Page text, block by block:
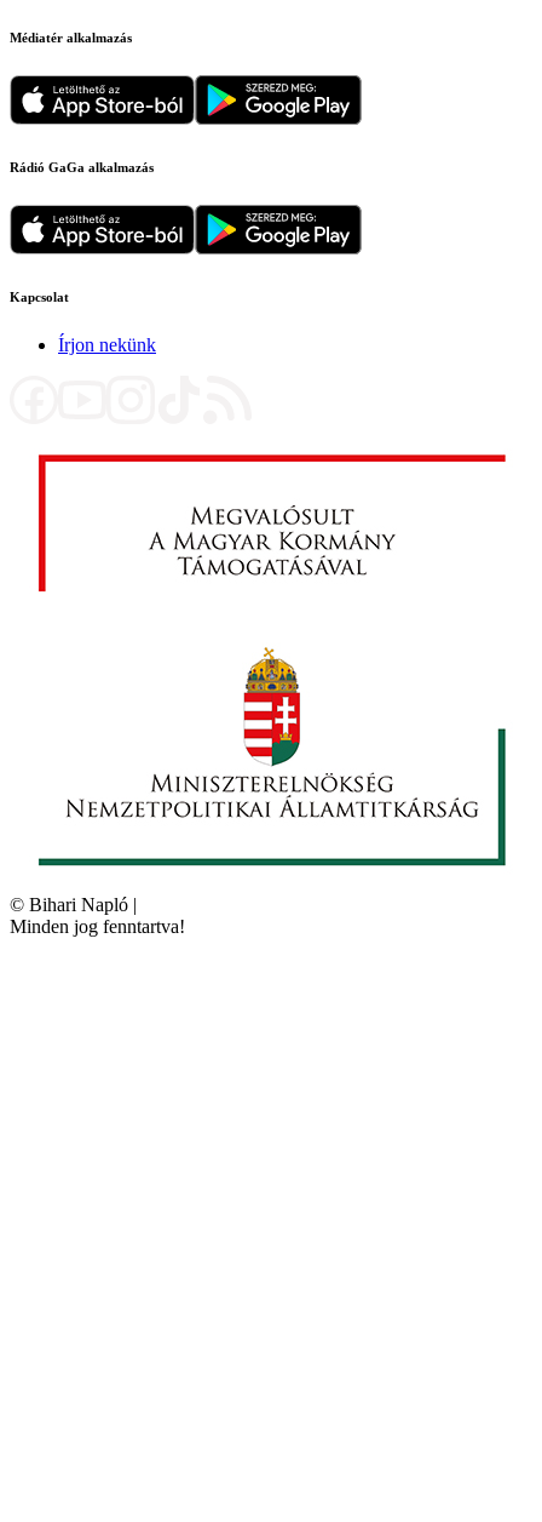
Médiatér alkalmazás
Rádió GaGa alkalmazás
Kapcsolat
Írjon nekünk
© Bihari Napló |
Minden jog fenntartva!